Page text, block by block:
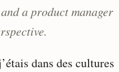
a product manager
dans des cultures